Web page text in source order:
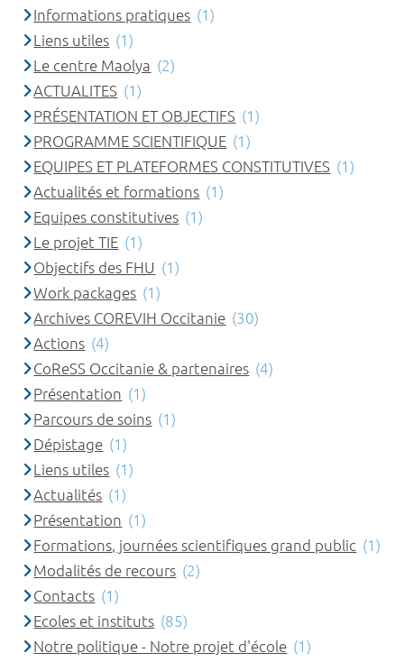
Informations pratiques (1)
Liens utiles (1)
Le centre Maolya (2)
ACTUALITES (1)
PRÉSENTATION ET OBJECTIFS (1)
PROGRAMME SCIENTIFIQUE (1)
EQUIPES ET PLATEFORMES CONSTITUTIVES (1)
Actualités et formations (1)
Equipes constitutives (1)
Le projet TIE (1)
Objectifs des FHU (1)
Work packages (1)
Archives COREVIH Occitanie (30)
Actions (4)
CoReSS Occitanie & partenaires (4)
Présentation (1)
Parcours de soins (1)
Dépistage (1)
Liens utiles (1)
Actualités (1)
Présentation (1)
Formations, journées scientifiques grand public (1)
Modalités de recours (2)
Contacts (1)
Ecoles et instituts (85)
Notre politique - Notre projet d'école (1)